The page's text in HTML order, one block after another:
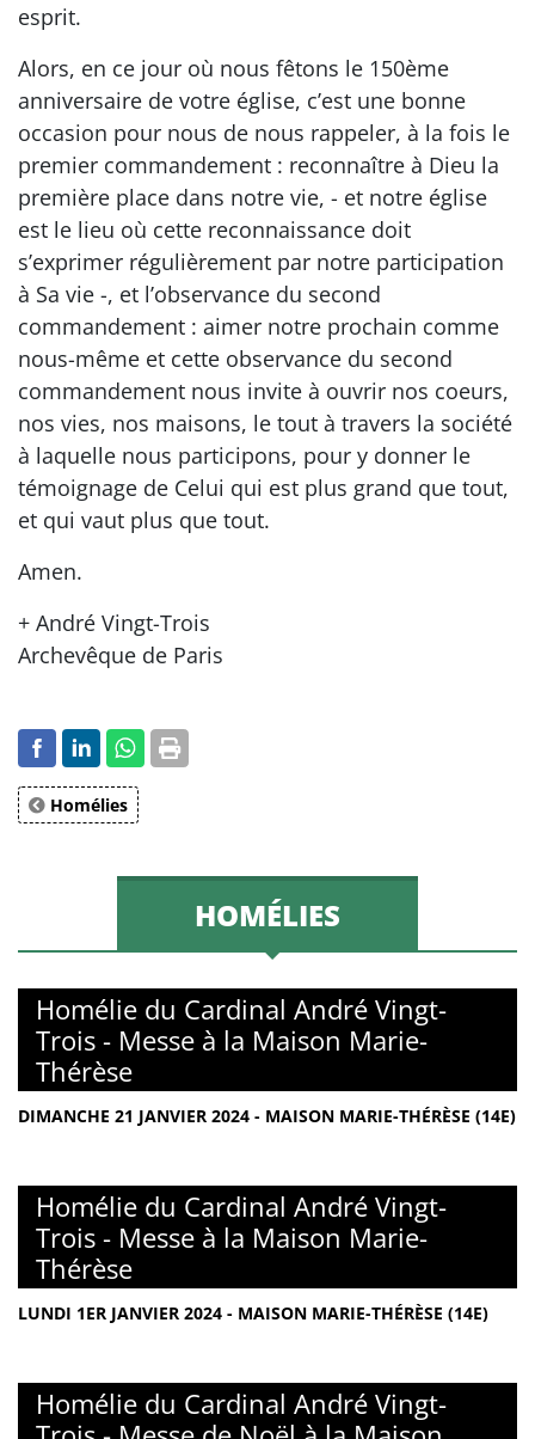
esprit.
Alors, en ce jour où nous fêtons le 150ème
anniversaire de votre église, c’est une bonne
occasion pour nous de nous rappeler, à la fois le
premier commandement : reconnaître à Dieu la
première place dans notre vie, - et notre église
est le lieu où cette reconnaissance doit
s’exprimer régulièrement par notre participation
à Sa vie -, et l’observance du second
commandement : aimer notre prochain comme
nous-même et cette observance du second
commandement nous invite à ouvrir nos coeurs,
nos vies, nos maisons, le tout à travers la société
à laquelle nous participons, pour y donner le
témoignage de Celui qui est plus grand que tout,
et qui vaut plus que tout.
Amen.
+ André Vingt-Trois
Archevêque de Paris
Homélies
HOMÉLIES
Homélie du Cardinal André Vingt-
Trois - Messe à la Maison Marie-
Thérèse
DIMANCHE 21 JANVIER 2024 - MAISON MARIE-THÉRÈSE (14E)
Homélie du Cardinal André Vingt-
Trois - Messe à la Maison Marie-
Thérèse
LUNDI 1ER JANVIER 2024 - MAISON MARIE-THÉRÈSE (14E)
Homélie du Cardinal André Vingt-